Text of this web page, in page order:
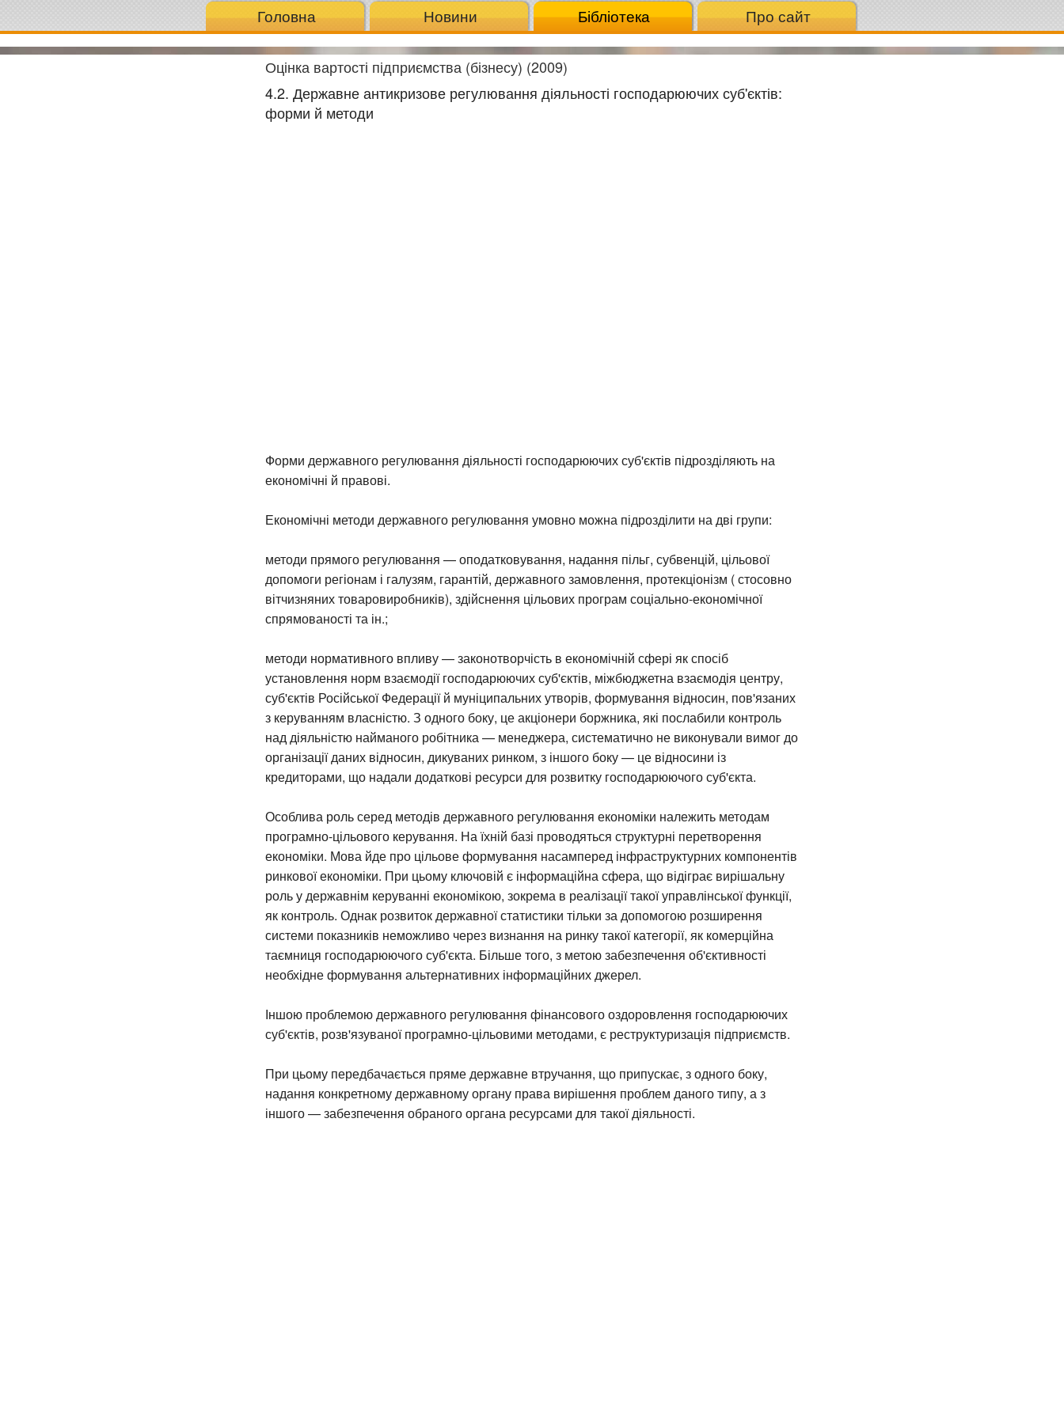
Головна Новини Бібліотека Про сайт
Оцінка вартості підприємства (бізнесу) (2009)
4.2. Державне антикризове регулювання діяльності господарюючих суб'єктів:
форми й методи
Форми державного регулювання діяльності господарюючих суб'єктів підрозділяють на
економічні й правові.
Економічні методи державного регулювання умовно можна підрозділити на дві групи:
методи прямого регулювання — оподатковування, надання пільг, субвенцій, цільової
допомоги регіонам і галузям, гарантій, державного замовлення, протекціонізм ( стосовно
вітчизняних товаровиробників), здійснення цільових програм соціально-економічної
спрямованості та ін.;
методи нормативного впливу — законотворчість в економічній сфері як спосіб
установлення норм взаємодії господарюючих суб'єктів, міжбюджетна взаємодія центру,
суб'єктів Російської Федерації й муніципальних утворів, формування відносин, пов'язаних
з керуванням власністю. З одного боку, це акціонери боржника, які послабили контроль
над діяльністю найманого робітника — менеджера, систематично не виконували вимог до
організації даних відносин, дикуваних ринком, з іншого боку — це відносини із
кредиторами, що надали додаткові ресурси для розвитку господарюючого суб'єкта.
Особлива роль серед методів державного регулювання економіки належить методам
програмно-цільового керування. На їхній базі проводяться структурні перетворення
економіки. Мова йде про цільове формування насамперед інфраструктурних компонентів
ринкової економіки. При цьому ключовій є інформаційна сфера, що відіграє вирішальну
роль у державнім керуванні економікою, зокрема в реалізації такої управлінської функції,
як контроль. Однак розвиток державної статистики тільки за допомогою розширення
системи показників неможливо через визнання на ринку такої категорії, як комерційна
таємниця господарюючого суб'єкта. Більше того, з метою забезпечення об'єктивності
необхідне формування альтернативних інформаційних джерел.
Іншою проблемою державного регулювання фінансового оздоровлення господарюючих
суб'єктів, розв'язуваної програмно-цільовими методами, є реструктуризація підприємств.
При цьому передбачається пряме державне втручання, що припускає, з одного боку,
надання конкретному державному органу права вирішення проблем даного типу, а з
іншого — забезпечення обраного органа ресурсами для такої діяльності.